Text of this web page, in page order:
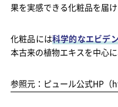
果を実感できる化粧品を届
化粧品には科学的なエビデ
本古来の植物エキスを中心
参照元：ピュール公式HP